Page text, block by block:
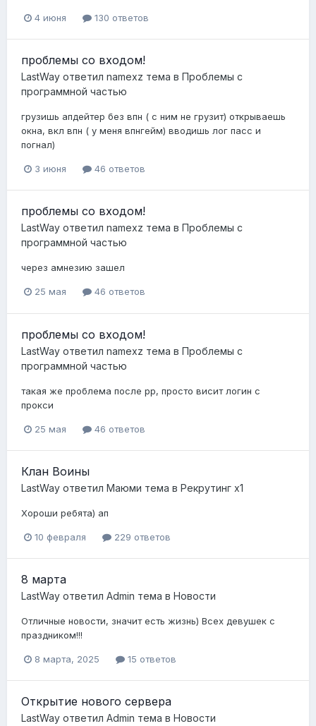
4 июня 130 ответов
проблемы со входом!
LastWay ответил namexz тема в Проблемы с
программной частью
грузишь апдейтер без впн ( с ним не грузит) открываешь
окна, вкл впн ( у меня впнгейм) вводишь лог пасс и
погнал)
3 июня 46 ответов
проблемы со входом!
LastWay ответил namexz тема в Проблемы с
программной частью
через амнезию зашел
25 мая 46 ответов
проблемы со входом!
LastWay ответил namexz тема в Проблемы с
программной частью
такая же проблема после рр, просто висит логин с
прокси
25 мая 46 ответов
Клан Воины
LastWay ответил Маюми тема в Рекрутинг х1
Хороши ребята) ап
10 февраля 229 ответов
8 марта
LastWay ответил Admin тема в Новости
Отличные новости, значит есть жизнь) Всех девушек с
праздником!!!
8 марта, 2025 15 ответов
Открытие нового сервера
LastWay ответил Admin тема в Новости